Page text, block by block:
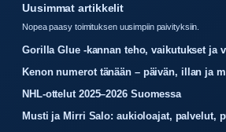
Uusimmat artikkelit
Nopea paasy toimituksen uusimpiin paivityksiin.
Gorilla Glue -kannan teho, vaikutukset ja
Kenon numerot tänään – päivän, illan ja
NHL-ottelut 2025–2026 Suomessa
Musti ja Mirri Salo: aukioloajat, palvelut,